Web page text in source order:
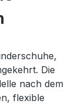
Die
nach dem
flexible